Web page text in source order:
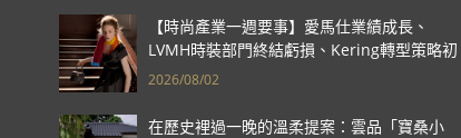
【時尚產業一週要事】愛馬仕業績成長、
LVMH時裝部門終結虧損、Kering轉型策略初
現成效、Prada集團財報亮眼
2026/08/02
在歷史裡過一晚的溫柔提案：雲品「寶桑小